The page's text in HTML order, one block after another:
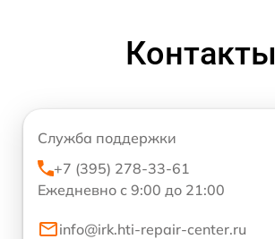
Контакты
Служба поддержки
+7 (395) 278-33-61
Ежедневно с 9:00 до 21:00
info@irk.hti-repair-center.ru